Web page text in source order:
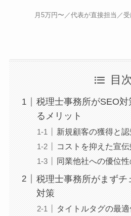
月5万円〜／代表が直接担当／
目次
税理士事務所がSEO
るメリット
新規顧客の獲得と
コストを抑えた宣
同業他社への優位
税理士事務所がまずチ
対策
タイトルタグの最